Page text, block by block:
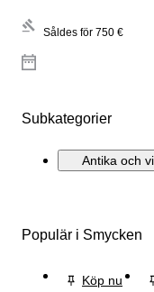
Såldes för 750 €
Subkategorier
Antika och
Populär i Smycken
Köp nu